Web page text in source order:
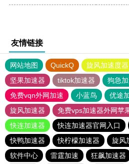
友情链接
网站地图 QuickQ 旋风加速度器
坚果加速器
tiktok加速器
狗急
免费vqn外网加速
小蓝鸟 优途
旋风加速器
免费vps加速器外网苹
快连加速器
快连加速器官网入口
快鸭加速器
快柠檬加速器 旋风
软件中心
雷霆加速 狂飙加速器